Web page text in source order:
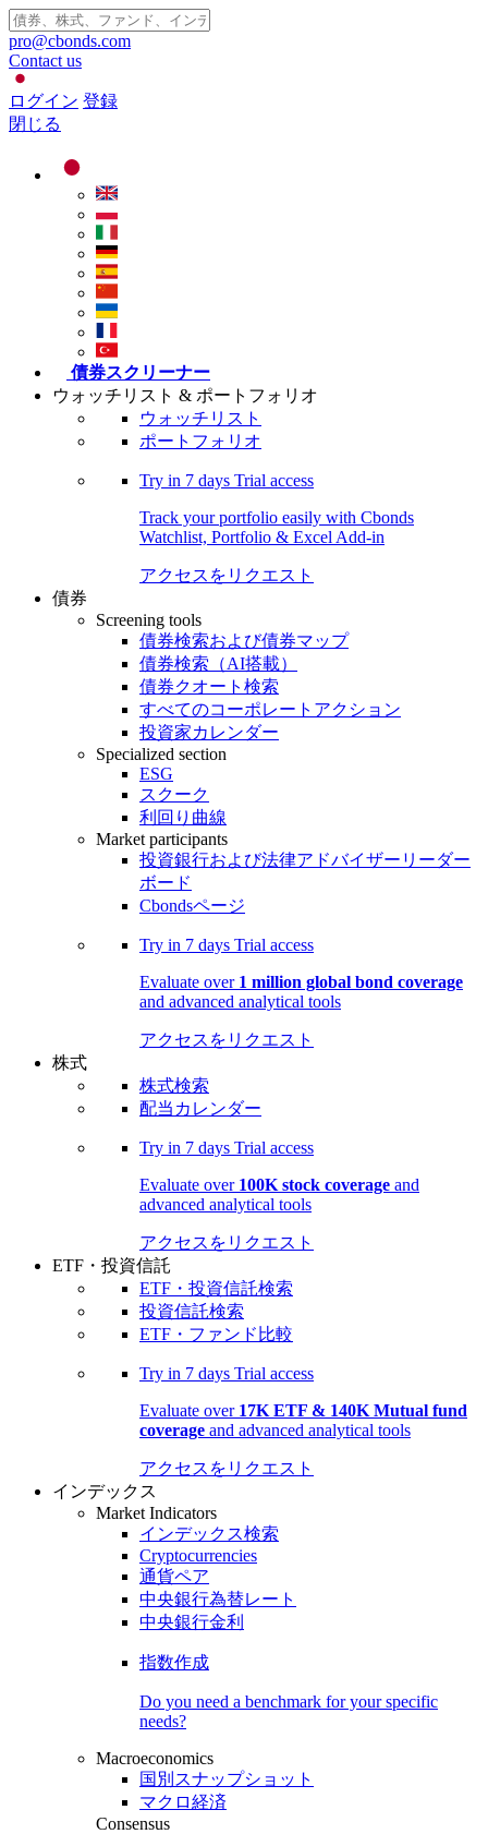
pro@cbonds.com
Contact us
ログイン 登録
閉じる
債券スクリーナー
ウォッチリスト & ポートフォリオ
ウォッチリスト
ポートフォリオ
Try in 7 days Trial access
Track your portfolio easily with Cbonds
Watchlist, Portfolio & Excel Add-in
アクセスをリクエスト
債券
Screening tools
債券検索および債券マップ
債券検索（AI搭載）
債券クオート検索
すべてのコーポレートアクション
投資家カレンダー
Specialized section
ESG
スクーク
利回り曲線
Market participants
投資銀行および法律アドバイザーリーダー
ボード
Cbondsページ
Try in 7 days Trial access
Evaluate over 1 million global bond coverage
and advanced analytical tools
アクセスをリクエスト
株式
株式検索
配当カレンダー
Try in 7 days Trial access
Evaluate over 100K stock coverage and
advanced analytical tools
アクセスをリクエスト
ETF・投資信託
ETF・投資信託検索
投資信託検索
ETF・ファンド比較
Try in 7 days Trial access
Evaluate over 17K ETF & 140K Mutual fund
coverage and advanced analytical tools
アクセスをリクエスト
インデックス
Market Indicators
インデックス検索
Cryptocurrencies
通貨ペア
中央銀行為替レート
中央銀行金利
指数作成
Do you need a benchmark for your specific
needs?
Macroeconomics
国別スナップショット
マクロ経済
Consensus